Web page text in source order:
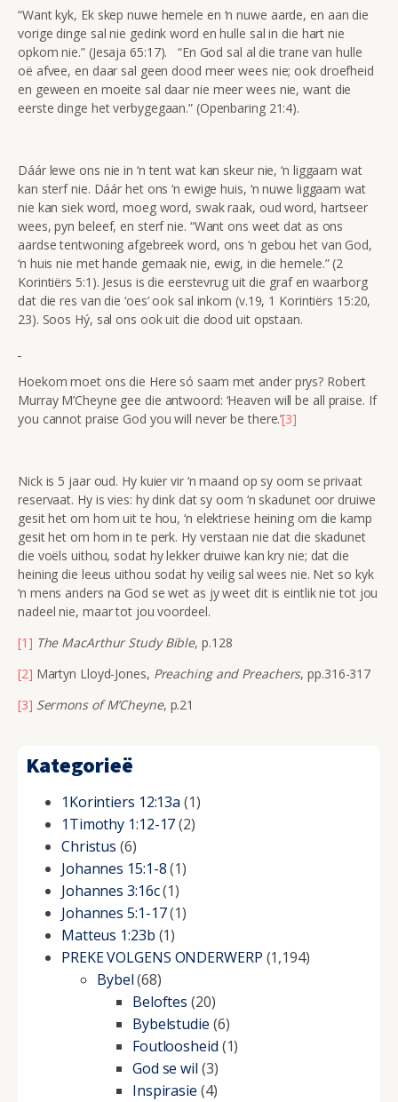
“Want kyk, Ek skep nuwe hemele en ‘n nuwe aarde, en aan die
vorige dinge sal nie gedink word en hulle sal in die hart nie
opkom nie.” (Jesaja 65:17). “En God sal al die trane van hulle
oë afvee, en daar sal geen dood meer wees nie; ook droefheid
en geween en moeite sal daar nie meer wees nie, want die
eerste dinge het verbygegaan.” (Openbaring 21:4).
Dáár lewe ons nie in ‘n tent wat kan skeur nie, ‘n liggaam wat
kan sterf nie. Dáár het ons ‘n ewige huis, ‘n nuwe liggaam wat
nie kan siek word, moeg word, swak raak, oud word, hartseer
wees, pyn beleef, en sterf nie. “Want ons weet dat as ons
aardse tentwoning afgebreek word, ons ‘n gebou het van God,
‘n huis nie met hande gemaak nie, ewig, in die hemele.” (2
Korintiërs 5:1). Jesus is die eerstevrug uit die graf en waarborg
dat die res van die ‘oes’ ook sal inkom (v.19, 1 Korintiërs 15:20,
23). Soos Hý, sal ons ook uit die dood uit opstaan.
Hoekom moet ons die Here só saam met ander prys? Robert
Murray M’Cheyne gee die antwoord: ‘Heaven will be all praise. If
you cannot praise God you will never be there.’[3]
Nick is 5 jaar oud. Hy kuier vir ‘n maand op sy oom se privaat
reservaat. Hy is vies: hy dink dat sy oom ‘n skadunet oor druiwe
gesit het om hom uit te hou, ‘n elektriese heining om die kamp
gesit het om hom in te perk. Hy verstaan nie dat die skadunet
die voëls uithou, sodat hy lekker druiwe kan kry nie; dat die
heining die leeus uithou sodat hy veilig sal wees nie. Net so kyk
‘n mens anders na God se wet as jy weet dit is eintlik nie tot jou
nadeel nie, maar tot jou voordeel.
[1] The MacArthur Study Bible, p.128
[2] Martyn Lloyd-Jones, Preaching and Preachers, pp.316-317
[3] Sermons of M’Cheyne, p.21
Kategorieë
1Korintiers 12:13a (1)
1Timothy 1:12-17(2)
Christus (6)
Johannes 15:1-8(1)
Johannes 3:16c(1)
Johannes 5:1-17(1)
Matteus 1:23b (1)
PREKE VOLGENS ONDERWERP (1,194)
Bybel(68)
Beloftes (20)
Bybelstudie (6)
Foutloosheid (1)
God se wil (3)
Inspirasie (4)